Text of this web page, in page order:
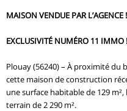
MAISON VENDUE PAR L’AGENCE !
EXCLUSIVITÉ NUMÉRO 11 IMMO !
Plouay (56240) – À proximité
cette maison de construction
une surface habitable de 129
terrain de 2 290 m².